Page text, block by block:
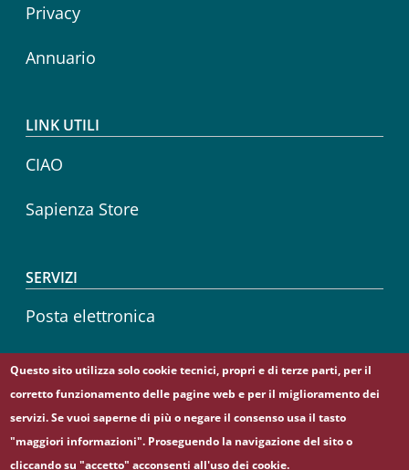
Privacy
Annuario
LINK UTILI
CIAO
Sapienza Store
SERVIZI
Posta elettronica
Sapienza Wireless
Career service
Questo sito utilizza solo cookie tecnici, propri e di terze parti, per il
corretto funzionamento delle pagine web e per il miglioramento dei
servizi. Se vuoi saperne di più o negare il consenso usa il tasto
"maggiori informazioni". Proseguendo la navigazione del sito o
cliccando su "accetto" acconsenti all'uso dei cookie.